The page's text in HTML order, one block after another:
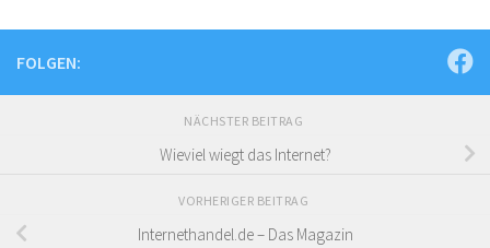
FOLGEN:
NÄCHSTER BEITRAG
Wieviel wiegt das Internet?
VORHERIGER BEITRAG
Internethandel.de – Das Magazin